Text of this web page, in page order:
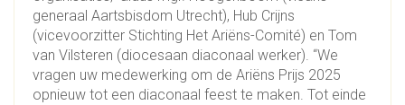
generaal Aartsbisdom Utrecht), Hub Crijns
(vicevoorzitter Stichting Het Ariëns-Comité) en Tom
van Vilsteren (diocesaan diaconaal werker). “We
vragen uw medewerking om de Ariëns Prijs 2025
opnieuw tot een diaconaal feest te maken. Tot einde